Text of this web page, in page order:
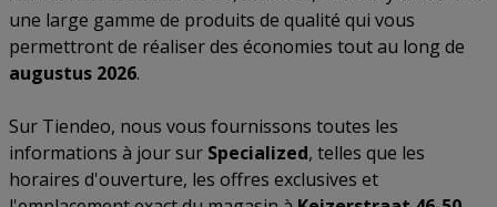
une large gamme de produits de qualité qui vous
permettront de réaliser des économies tout au long de
augustus 2026.
Sur Tiendeo, nous vous fournissons toutes les
informations à jour sur Specialized, telles que les
horaires d'ouverture, les offres exclusives et